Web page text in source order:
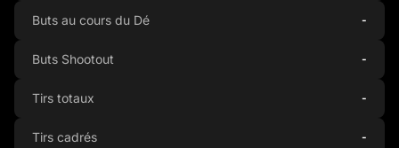
Buts au cours du Dé -
Buts Shootout -
Tirs totaux -
Tirs cadrés -